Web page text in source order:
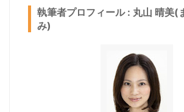
執筆者プロフィール : 丸山 晴美(
み)